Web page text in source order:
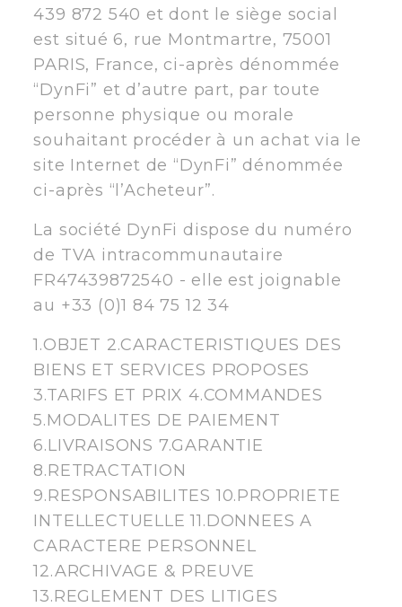
439 872 540 et dont le siège social
est situé 6, rue Montmartre, 75001
PARIS, France, ci-après dénommée
“DynFi” et d’autre part, par toute
personne physique ou morale
souhaitant procéder à un achat via le
site Internet de “DynFi” dénommée
ci-après “l’Acheteur”.
La société DynFi dispose du numéro
de TVA intracommunautaire
FR47439872540 - elle est joignable
au +33 (0)1 84 75 12 34
1.OBJET 2.CARACTERISTIQUES DES
BIENS ET SERVICES PROPOSES
3.TARIFS ET PRIX 4.COMMANDES
5.MODALITES DE PAIEMENT
6.LIVRAISONS 7.GARANTIE
8.RETRACTATION
9.RESPONSABILITES 10.PROPRIETE
INTELLECTUELLE 11.DONNEES A
CARACTERE PERSONNEL
12.ARCHIVAGE & PREUVE
13.REGLEMENT DES LITIGES